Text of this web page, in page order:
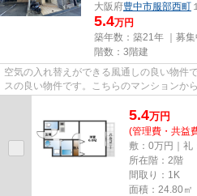
大阪府豊中市服部西町
5.4万円
築年数：築21年 ｜募集
階数：3階建
空気の入れ替えができる風通しの良い物件
スの良い物件です。こちらのマンションか
5.4万円
(管理費・共益
敷：0万円｜礼
所在階：2階
間取り：1K
面積：24.80㎡